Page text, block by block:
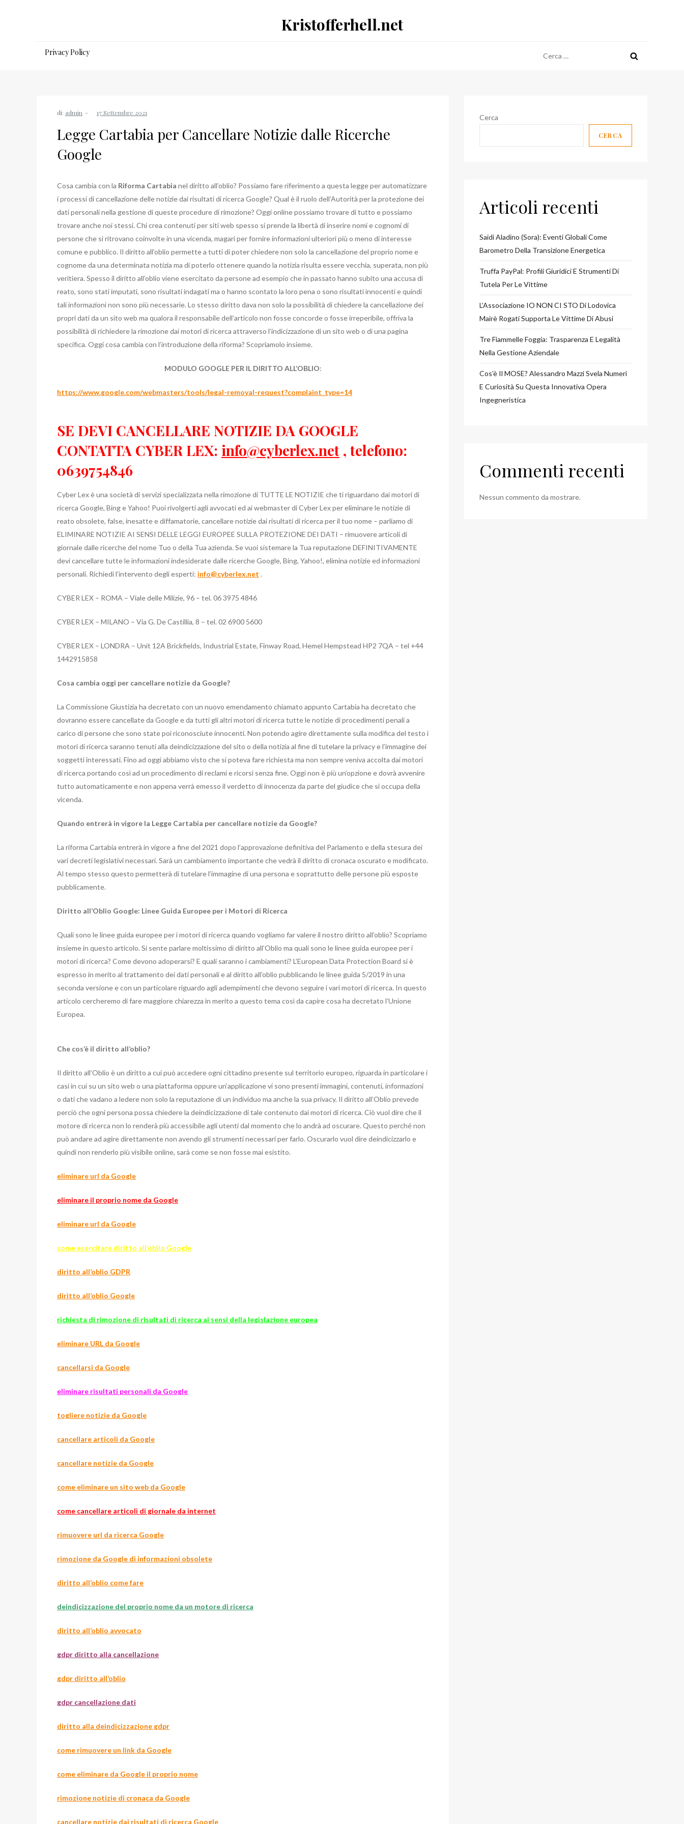
Kristofferhell.net
Privacy Policy
per:
di: admin
Legge Cartabia per Cancellare Notizie dalle Ricerche
Google
Cosa cambia con la Riforma Cartabia nel diritto all’oblio? Possiamo fare riferimento a questa legge per automatizzare
i processi di cancellazione delle notizie dai risultati di ricerca Google? Qual è il ruolo dell’Autorità per la protezione dei
dati personali nella gestione di queste procedure di rimozione? Oggi online possiamo trovare di tutto e possiamo
trovare anche noi stessi. Chi crea contenuti per siti web spesso si prende la libertà di inserire nomi e cognomi di
persone che si ritrovano coinvolte in una vicenda, magari per fornire informazioni ulteriori più o meno di interesse
comune e pubblico. Il diritto all’oblio permette a tutti di poter chiedere non solo la cancellazione del proprio nome e
cognome da una determinata notizia ma di poterlo ottenere quando la notizia risulta essere vecchia, superata, non più
veritiera. Spesso il diritto all’oblio viene esercitato da persone ad esempio che in passato hanno subito una accusa di
reato, sono stati imputati, sono risultati indagati ma o hanno scontato la loro pena o sono risultati innocenti e quindi
tali informazioni non sono più necessarie. Lo stesso diritto dava non solo la possibilità di chiedere la cancellazione dei
propri dati da un sito web ma qualora il responsabile dell’articolo non fosse concorde o fosse irreperibile, offriva la
possibilità di richiedere la rimozione dai motori di ricerca attraverso l’indicizzazione di un sito web o di una pagina
specifica. Oggi cosa cambia con l’introduzione della riforma? Scopriamolo insieme.
MODULO GOOGLE PER IL DIRITTO ALL’OBLIO:
https://www.google.com/webmasters/tools/legal-removal-request?complaint_type=14
SE DEVI CANCELLARE NOTIZIE DA GOOGLE
CONTATTA CYBER LEX: info@cyberlex.net , telefono:
0639754846
Cyber Lex è una società di servizi specializzata nella rimozione di TUTTE LE NOTIZIE che ti riguardano dai motori di
ricerca Google, Bing e Yahoo! Puoi rivolgerti agli avvocati ed ai webmaster di Cyber Lex per eliminare le notizie di
reato obsolete, false, inesatte e diffamatorie, cancellare notizie dai risultati di ricerca per il tuo nome – parliamo di
ELIMINARE NOTIZIE AI SENSI DELLE LEGGI EUROPEE SULLA PROTEZIONE DEI DATI – rimuovere articoli di
giornale dalle ricerche del nome Tuo o della Tua azienda. Se vuoi sistemare la Tua reputazione DEFINITIVAMENTE
devi cancellare tutte le informazioni indesiderate dalle ricerche Google, Bing, Yahoo!, elimina notizie ed informazioni
personali. Richiedi l’intervento degli esperti: info@cyberlex.net .
CYBER LEX – ROMA – Viale delle Milizie, 96 – tel. 06 3975 4846
CYBER LEX – MILANO – Via G. De Castillia, 8 – tel. 02 6900 5600
CYBER LEX – LONDRA – Unit 12A Brickfields, Industrial Estate, Finway Road, Hemel Hempstead HP2 7QA – tel +44
1442915858
Cosa cambia oggi per cancellare notizie da Google?
La Commissione Giustizia ha decretato con un nuovo emendamento chiamato appunto Cartabia ha decretato che
dovranno essere cancellate da Google e da tutti gli altri motori di ricerca tutte le notizie di procedimenti penali a
carico di persone che sono state poi riconosciute innocenti. Non potendo agire direttamente sulla modifica del testo i
motori di ricerca saranno tenuti alla deindicizzazione del sito o della notizia al fine di tutelare la privacy e l’immagine dei
soggetti interessati. Fino ad oggi abbiamo visto che si poteva fare richiesta ma non sempre veniva accolta dai motori
di ricerca portando così ad un procedimento di reclami e ricorsi senza fine. Oggi non è più un’opzione e dovrà avvenire
tutto automaticamente e non appena verrà emesso il verdetto di innocenza da parte del giudice che si occupa della
vicenda.
Quando entrerà in vigore la Legge Cartabia per cancellare notizie da Google?
La riforma Cartabia entrerà in vigore a fine del 2021 dopo l’approvazione definitiva del Parlamento e della stesura dei
vari decreti legislativi necessari. Sarà un cambiamento importante che vedrà il diritto di cronaca oscurato e modificato.
Al tempo stesso questo permetterà di tutelare l’immagine di una persona e soprattutto delle persone più esposte
pubblicamente.
Diritto all’Oblio Google: Linee Guida Europee per i Motori di Ricerca
Quali sono le linee guida europee per i motori di ricerca quando vogliamo far valere il nostro diritto all’oblio? Scopriamo
insieme in questo articolo. Si sente parlare moltissimo di diritto all’Oblio ma quali sono le linee guida europee per i
motori di ricerca? Come devono adoperarsi? E quali saranno i cambiamenti? L’European Data Protection Board si è
espresso in merito al trattamento dei dati personali e al diritto all’oblio pubblicando le linee guida 5/2019 in una
seconda versione e con un particolare riguardo agli adempimenti che devono seguire i vari motori di ricerca. In questo
articolo cercheremo di fare maggiore chiarezza in merito a questo tema così da capire cosa ha decretato l’Unione
Europea.
Che cos’è il diritto all’oblio?
Il diritto all’Oblio è un diritto a cui può accedere ogni cittadino presente sul territorio europeo, riguarda in particolare i
casi in cui su un sito web o una piattaforma oppure un’applicazione vi sono presenti immagini, contenuti, informazioni
o dati che vadano a ledere non solo la reputazione di un individuo ma anche la sua privacy. Il diritto all’Oblio prevede
perciò che ogni persona possa chiedere la deindicizzazione di tale contenuto dai motori di ricerca. Ciò vuol dire che il
motore di ricerca non lo renderà più accessibile agli utenti dal momento che lo andrà ad oscurare. Questo perché non
può andare ad agire direttamente non avendo gli strumenti necessari per farlo. Oscurarlo vuol dire deindicizzarlo e
quindi non renderlo più visibile online, sarà come se non fosse mai esistito.
eliminare url da Google
eliminare il proprio nome da Google
eliminare url da Google
come esercitare diritto all’oblio Google
diritto all’oblio GDPR
diritto all’oblio Google
richiesta di rimozione di risultati di ricerca ai sensi della legislazione europea
eliminare URL da Google
cancellarsi da Google
eliminare risultati personali da Google
togliere notizie da Google
cancellare articoli da Google
cancellare notizie da Google
come eliminare un sito web da Google
come cancellare articoli di giornale da internet
rimuovere url da ricerca Google
rimozione da Google di informazioni obsolete
diritto all’oblio come fare
deindicizzazione del proprio nome da un motore di ricerca
diritto all’oblio avvocato
gdpr diritto alla cancellazione
gdpr diritto all’oblio
gdpr cancellazione dati
diritto alla deindicizzazione gdpr
come rimuovere un link da Google
come eliminare da Google il proprio nome
rimozione notizie di cronaca da Google
cancellare notizie dai risultati di ricerca Google
Cerca
CERCA
Articoli recenti
Saidi Aladino (Sora): Eventi Globali Come
Barometro Della Transizione Energetica
Truffa PayPal: Profili Giuridici E Strumenti Di
Tutela Per Le Vittime
L’Associazione IO NON CI STO Di Lodovica
Mairè Rogati Supporta Le Vittime Di Abusi
Tre Fiammelle Foggia: Trasparenza E Legalità
Nella Gestione Aziendale
Cos’è Il MOSE? Alessandro Mazzi Svela Numeri
E Curiosità Su Questa Innovativa Opera
Ingegneristica
Commenti recenti
Nessun commento da mostrare.